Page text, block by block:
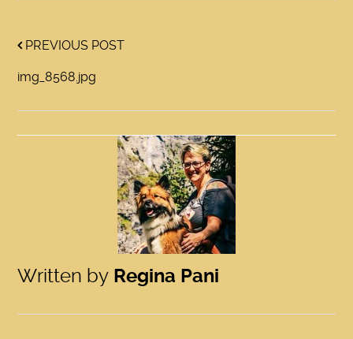
PREVIOUS POST
img_8568.jpg
Written by Regina Pani